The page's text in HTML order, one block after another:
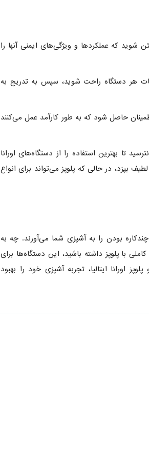
شوید که عملکردها و ویژگی‌های ایمنی آنها را
هر دستگاه راحت شوید، سپس به تدریج به
حاصل شود که به طور کارآمد عمل می‌کنند
تا بهترین استفاده را از دستگاه‌های اورانا
بپزد، در حالی که پلوپز می‌تواند برای انواع
و چندکاره بودن را به آشپزی شما می‌آورند. چه به
با پلوپز داشته باشید، این دستگاه‌ها برای
اورانا ایتالیا، تجربه آشپزی خود را بهبود